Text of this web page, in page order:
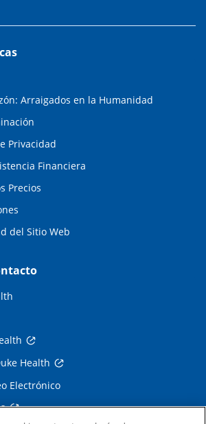
Arraigados en la Humanidad
Privacidad
Financiera
Precios
del Sitio Web
Health
Electrónico